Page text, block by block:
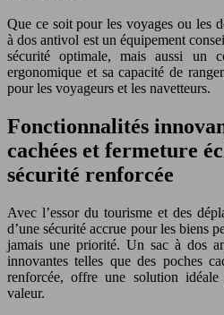
Que ce soit pour les voyages ou les
à dos antivol est un équipement
sécurité optimale, mais aussi un
ergonomique et sa capacité de
pour les voyageurs et les navetteurs.
Fonctionnalités
cachées et fermeture
sécurité renforcée
Avec l’essor du tourisme et des
d’une sécurité accrue pour les biens
jamais une priorité. Un sac à dos
innovantes telles que des poches
renforcée, offre une solution
valeur.